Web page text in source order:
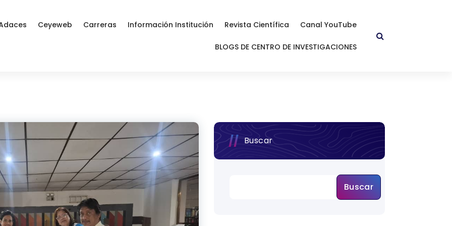
Ceyeweb Carreras Información Institución Revista Científica Canal YouTube
BLOGS DE CENTRO DE INVESTIGACIONES
Buscar
Buscar